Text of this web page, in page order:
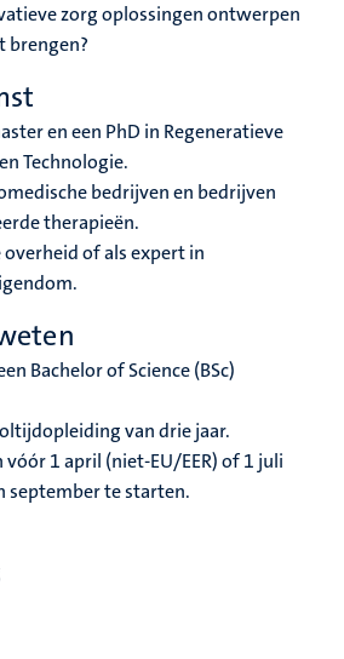
zorg oplossingen ontwerpen
brengen?
en een PhD in Regeneratieve
Technologie.
bedrijven en bedrijven
therapieën.
overheid of als expert in
Bachelor of Science (BSc)
van drie jaar.
vóór 1 april (niet-EU/EER) of 1 juli
september te starten.